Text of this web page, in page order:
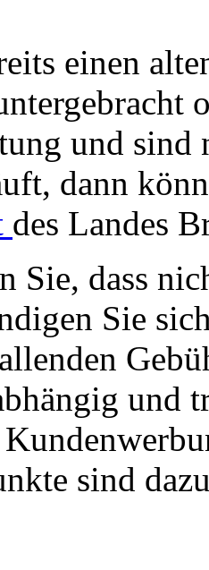
einen
und sind
dann
des Landes
Sie, dass
Sie
und
sind